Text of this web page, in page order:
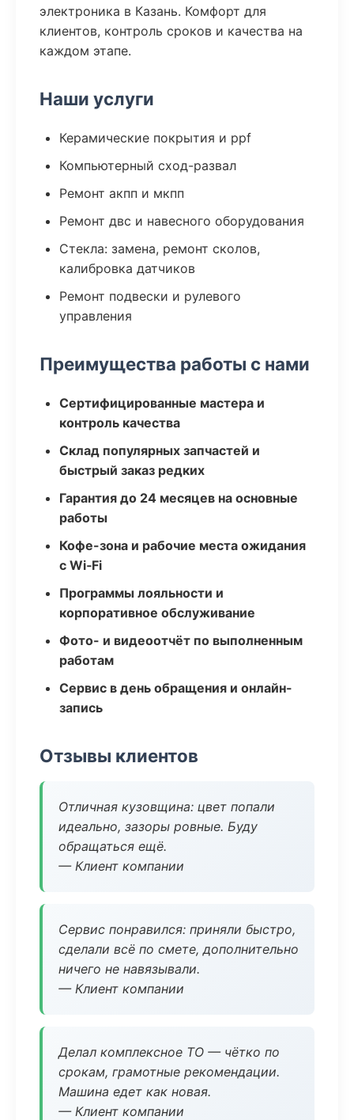
электроника в Казань. Комфорт для
клиентов, контроль сроков и качества на
каждом этапе.
Наши услуги
Керамические покрытия и ppf
Компьютерный сход-развал
Ремонт акпп и мкпп
Ремонт двс и навесного оборудования
Стекла: замена, ремонт сколов,
калибровка датчиков
Ремонт подвески и рулевого
управления
Преимущества работы с нами
Сертифицированные мастера и
контроль качества
Склад популярных запчастей и
быстрый заказ редких
Гарантия до 24 месяцев на основные
работы
Кофе-зона и рабочие места ожидания
с Wi‑Fi
Программы лояльности и
корпоративное обслуживание
Фото- и видеоотчёт по выполненным
работам
Сервис в день обращения и онлайн-
запись
Отзывы клиентов
Отличная кузовщина: цвет попали
идеально, зазоры ровные. Буду
обращаться ещё.
— Клиент компании
Сервис понравился: приняли быстро,
сделали всё по смете, дополнительно
ничего не навязывали.
— Клиент компании
Делал комплексное ТО — чётко по
срокам, грамотные рекомендации.
Машина едет как новая.
— Клиент компании